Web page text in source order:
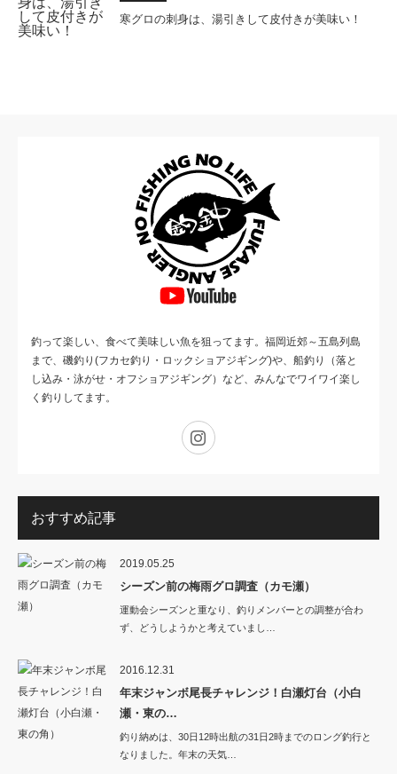
寒グロの刺身は、湯引きして皮付きが美味い！
釣って楽しい、食べて美味しい魚を狙ってます。福岡近郊～五島列島
まで、磯釣り(フカセ釣り・ロックショアジギング)や、船釣り（落と
し込み・泳がせ・オフショアジギング）など、みんなでワイワイ楽し
く釣りしてます。
おすすめ記事
2019.05.25
シーズン前の梅雨グロ調査（カモ瀬）
運動会シーズンと重なり、釣りメンバーとの調整が合わ
ず、どうしようかと考えていまし…
2016.12.31
年末ジャンボ尾長チャレンジ！白瀬灯台（小白
瀬・東の…
釣り納めは、30日12時出航の31日2時までのロング釣行と
なりました。年末の天気…